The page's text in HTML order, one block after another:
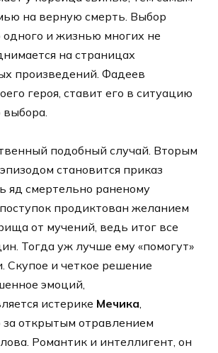
на верную смерть. Выбор
и жизнью многих не
на страницах
произведений. Фадеев
героя, ставит его в ситуацию
выбора.
подобный случай. Вторым
становится приказ
яд смертельно раненому
продиктован желанием
от мучений, ведь итог все
Тогда уж лучше ему «помогут»
Скупое и четкое решение
эмоций,
истерике Мечика,
открытым отравлением
Романтик и интеллигент, он